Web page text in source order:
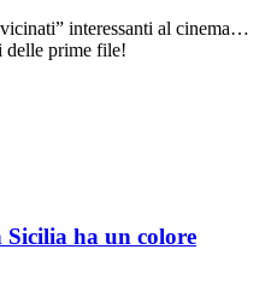
interessanti al cinema…
delle prime file!
ha un colore